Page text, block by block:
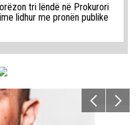
tri lëndë në Prokurori
lidhur me pronën publike